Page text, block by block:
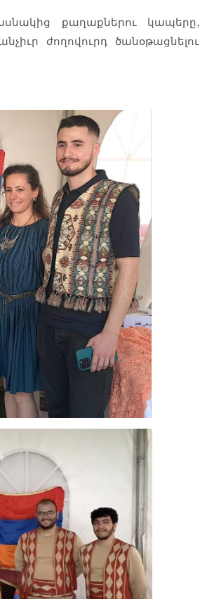
քաղաքներու կապերը,
ժողովուրդ ծանօթացնելու